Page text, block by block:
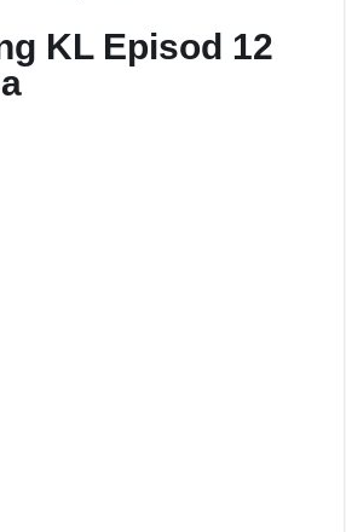
KL Episod 12